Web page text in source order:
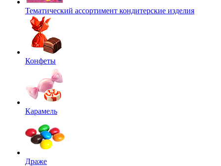
Тематический ассортимент кондитерские изделия
Конфеты
Карамель
Драже